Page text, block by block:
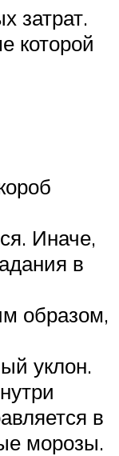
затрат.
которой
Иначе,
в
образом,
уклон.
в
морозы.